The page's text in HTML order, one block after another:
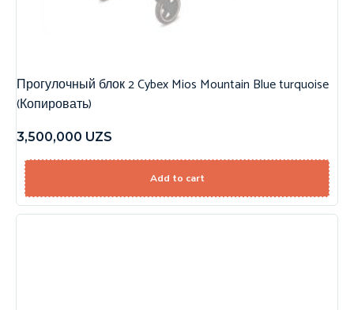
Прогулочный блок 2 Cybex Mios Mountain Blue turquoise
(Копировать)
3,500,000 UZS
Add to cart